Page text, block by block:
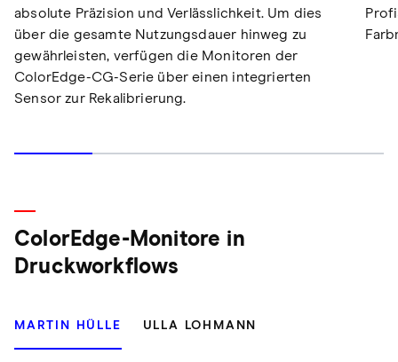
absolute Präzision und Verlässlichkeit. Um dies
über die gesamte Nutzungsdauer hinweg zu
gewährleisten, verfügen die Monitoren der
ColorEdge-CG-Serie über einen integrierten
Sensor zur Rekalibrierung.
ColorEdge-Monitore in
Druckworkflows
MARTIN HÜLLE ULLA LOHMANN